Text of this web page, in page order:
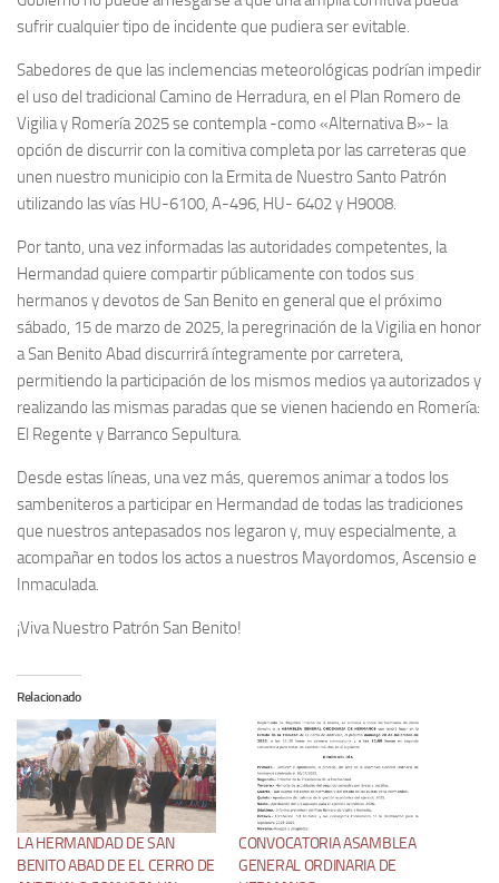
sufrir cualquier tipo de incidente que pudiera ser evitable.
Sabedores de que las inclemencias meteorológicas podrían impedir
el uso del tradicional Camino de Herradura, en el Plan Romero de
Vigilia y Romería 2025 se contempla -como «Alternativa B»- la
opción de discurrir con la comitiva completa por las carreteras que
unen nuestro municipio con la Ermita de Nuestro Santo Patrón
utilizando las vías HU-6100, A-496, HU- 6402 y H9008.
Por tanto, una vez informadas las autoridades competentes, la
Hermandad quiere compartir públicamente con todos sus
hermanos y devotos de San Benito en general que el próximo
sábado, 15 de marzo de 2025, la peregrinación de la Vigilia en honor
a San Benito Abad discurrirá íntegramente por carretera,
permitiendo la participación de los mismos medios ya autorizados y
realizando las mismas paradas que se vienen haciendo en Romería:
El Regente y Barranco Sepultura.
Desde estas líneas, una vez más, queremos animar a todos los
sambeniteros a participar en Hermandad de todas las tradiciones
que nuestros antepasados nos legaron y, muy especialmente, a
acompañar en todos los actos a nuestros Mayordomos, Ascensio e
Inmaculada.
¡Viva Nuestro Patrón San Benito!
Relacionado
LA HERMANDAD DE SAN
BENITO ABAD DE EL CERRO DE
CONVOCATORIA ASAMBLEA
GENERAL ORDINARIA DE